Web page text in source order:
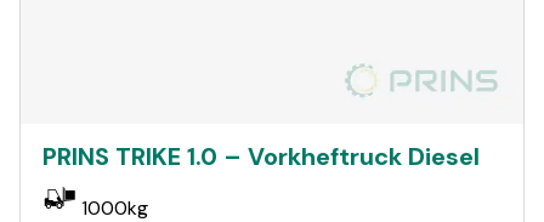
PRINS TRIKE 1.0 – Vorkheftruck Diesel
1000kg